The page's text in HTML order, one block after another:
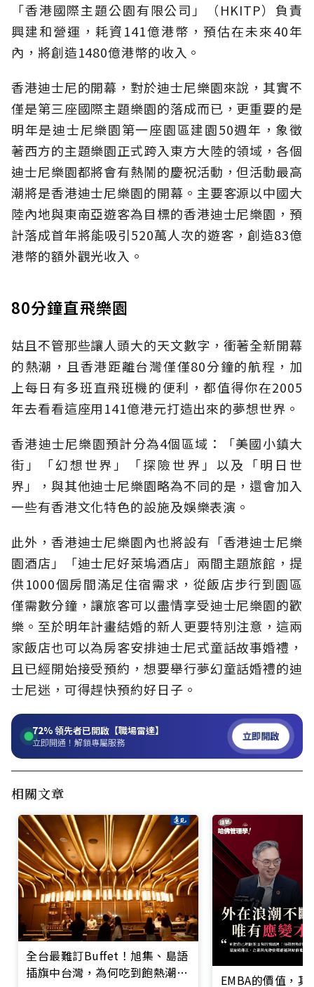
「香港國際主題公園有限公司」（HKITP）負責
興建和營運，耗資141億港幣，預估在未來40年
內，將創造1480億港幣的收入。
香港迪士尼的開幕，對於迪士尼樂園來說，其實不
僅是第三座國際主題樂園的落成而已，更重要的是
明年是迪士尼樂園第一座園區建園50週年，象徵
著西方的主題樂園正式跨入東方大陸的領域，各個
迪士尼樂園都將會有熱鬧的慶祝活動，但活動最高
潮將是香港迪士尼樂園的開幕。主要客源以中國大
陸內地與東南亞遊客為目標的香港迪士尼樂園，預
計落成首年將能吸引520萬人次的遊客，創造83億
港幣的額外觀光收入。
80分鐘直飛樂園
姑且不管那些讓人頭大的天文數字，衝著全新開幕
的熱潮，且香港距離台灣僅僅80分鐘的航程，加
上每日有多班直飛班機的便利，都值得你在2005
年去看看這座用141億港元打造出來的夢想世界。
香港迪士尼樂園預計分為4個區域：「美國小鎮大
街」「幻想世界」「探險世界」以及「明日世
界」，與其他迪士尼樂園略為不同的是，還會加入
一些有香港文化特色的設施及娛樂表演。
此外，香港迪士尼樂園內也將設有「香港迪士尼樂
園酒店」「迪士尼好萊塢酒店」兩間主題旅館，提
供1000個房間滿足住宿需求，從飯店步行到園區
僅需數分鐘，讓旅客可以盡情享受迪士尼樂園的歡
樂。至於明年計畫結婚的新人更要特別注意，這兩
家飯店也可以為房客安排迪士尼式童話故事婚禮，
且已經開始接受預約，想要舉行夢幻童話婚禮的迪
士尼迷，可得趕快預約好日子。
72%領先者已開啟【職場雷達】
立即開通！解鎖專屬服務 立即開啟
相關文章
全台最難訂Buffet！旭集、島語
插旗中台灣，為何吃到飽熱潮不
EMBA的價值，